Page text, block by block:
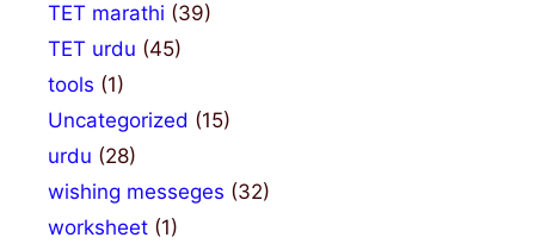
TET marathi (39)
TET urdu (45)
tools (1)
Uncategorized (15)
urdu (28)
wishing messeges (32)
worksheet (1)